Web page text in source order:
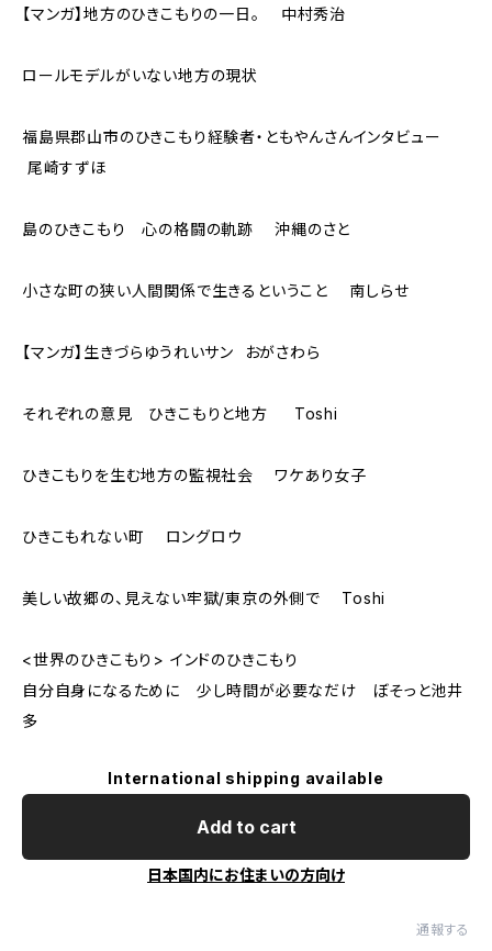
【マンガ】地方のひきこもりの一日。 中村秀治
ロールモデルがいない地方の現状
福島県郡山市のひきこもり経験者・ともやんさんインタビュー
尾崎すずほ
島のひきこもり 心の格闘の軌跡 沖縄のさと
小さな町の狭い人間関係で生きるということ 南しらせ
【マンガ】生きづらゆうれいサン おがさわら
それぞれの意見 ひきこもりと地方 Toshi
ひきこもりを生む地方の監視社会 ワケあり女子
ひきこもれない町 ロングロウ
美しい故郷の、見えない牢獄/東京の外側で Toshi
<世界のひきこもり> インドのひきこもり
自分自身になるために 少し時間が必要なだけ ぼそっと池井
多
International shipping available
Add to cart
日本国内にお住まいの方向け
通報する